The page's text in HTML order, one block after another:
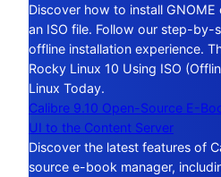
Discover how to install GNOME
an ISO file. Follow our step-by-
offline installation experience.
Rocky Linux 10 Using ISO
Linux Today.
Calibre 9.10 Open-Source E-
UI to the Content Server
Discover the latest features of
source e-book manager,